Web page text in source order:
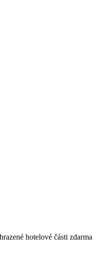
hotelové části zdarma